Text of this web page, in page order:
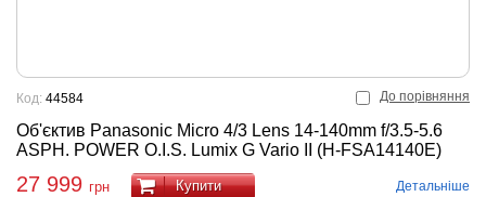
До порівняння
Об'єктив Panasonic Micro 4/3 Lens 14-140mm f/3.5-5.6
ASPH. POWER O.I.S. Lumix G Vario II (H-FSA14140E)
Код: 44584
27 999 грн Купити Детальніше